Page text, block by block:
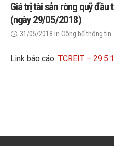
Giá trị tài sản ròng quỹ đầu
(ngày 29/05/2018)
31/05/2018 in Công bố thông tin
Link báo cáo: TCREIT –